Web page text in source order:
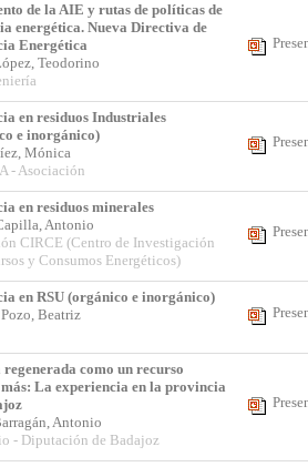
de la AIE y rutas de políticas de
energética. Nueva Directiva de
Energética
Teodorino
en residuos Industriales
e inorgánico)
Mónica
- Asociación
en residuos minerales
Antonio
CIRCE (Centro de Investigación
y Consumos Energéticos)
en RSU (orgánico e inorgánico)
Beatriz
regenerada como un recurso
La experiencia en la provincia
Antonio
- Diputación de Badajoz